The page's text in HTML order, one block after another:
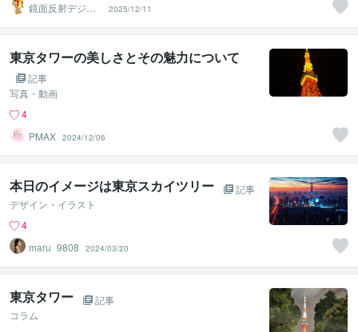
鏡面反射デジタ
ルアート製作所
（鈴木穣）
2025/12/11
東京タワーの美しさとその魅力について
記事
写真・動画
4
PMAX 2024/12/06
本日のイメージは東京スカイツリー
記事
デザイン・イラスト
4
maru_9808
2024/03/20
東京タワー
記事
コラム